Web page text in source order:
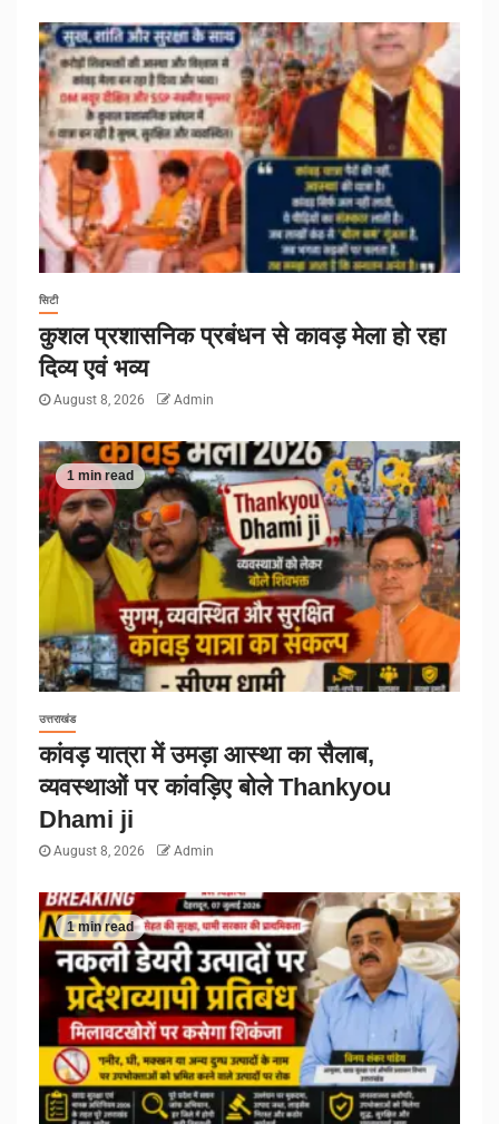
सिटी
कुशल प्रशासनिक प्रबंधन से कावड़ मेला हो रहा
दिव्य एवं भव्य
August 8, 2026 Admin
1 min read
उत्तराखंड
कांवड़ यात्रा में उमड़ा आस्था का सैलाब,
व्यवस्थाओं पर कांवड़िए बोले Thankyou
Dhami ji
August 8, 2026 Admin
1 min read